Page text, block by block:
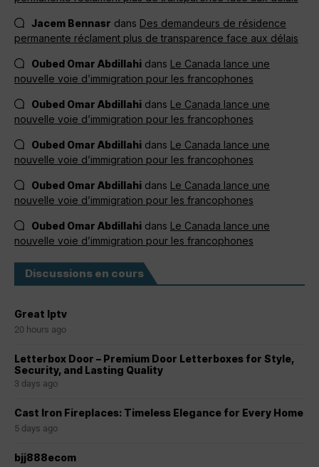
Jacem Bennasr dans Des demandeurs de résidence
permanente réclament plus de transparence face aux délais
Oubed Omar Abdillahi dans Le Canada lance une
nouvelle voie d’immigration pour les francophones
Oubed Omar Abdillahi dans Le Canada lance une
nouvelle voie d’immigration pour les francophones
Oubed Omar Abdillahi dans Le Canada lance une
nouvelle voie d’immigration pour les francophones
Oubed Omar Abdillahi dans Le Canada lance une
nouvelle voie d’immigration pour les francophones
Oubed Omar Abdillahi dans Le Canada lance une
nouvelle voie d’immigration pour les francophones
Discussions en cours
Great Iptv
20 hours ago
Letterbox Door – Premium Door Letterboxes for Style,
Security, and Lasting Quality
3 days ago
Cast Iron Fireplaces: Timeless Elegance for Every Home
5 days ago
bjj888ecom